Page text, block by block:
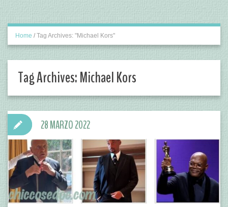
Home / Tag Archives: "Michael Kors"
Tag Archives:Michael Kors
28 MARZO 2022